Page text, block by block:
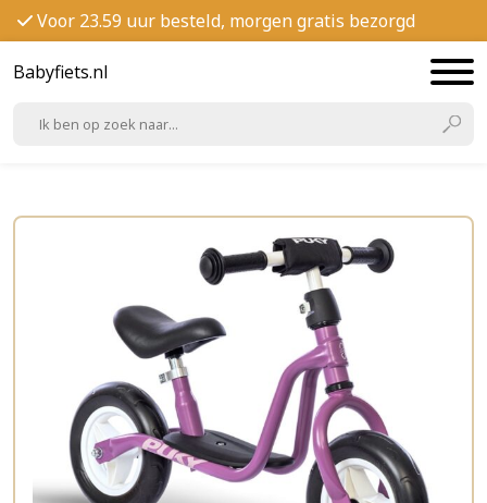
Voor 23.59 uur besteld, morgen gratis bezorgd
Babyfiets.nl